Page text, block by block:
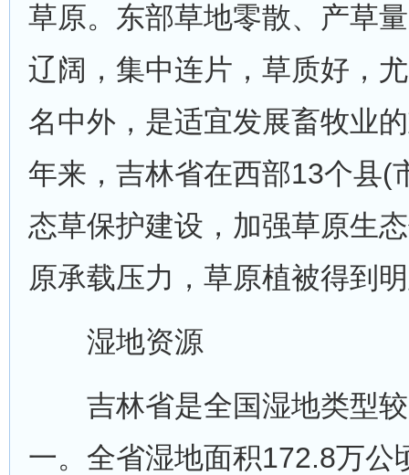
草原。东部草地零散、产草
辽阔，集中连片，草质好，
名中外，是适宜发展畜牧业
年来，吉林省在西部13个县(
态草保护建设，加强草原生
原承载压力，草原植被得到
湿地资源
吉林省是全国湿地类型较
一。全省湿地面积172.8万公